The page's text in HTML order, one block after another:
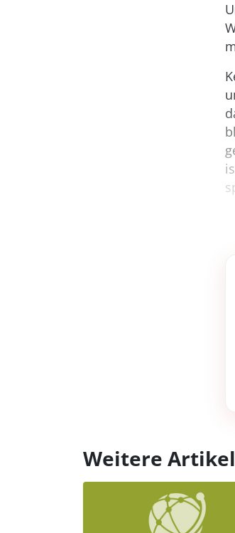
Weitere